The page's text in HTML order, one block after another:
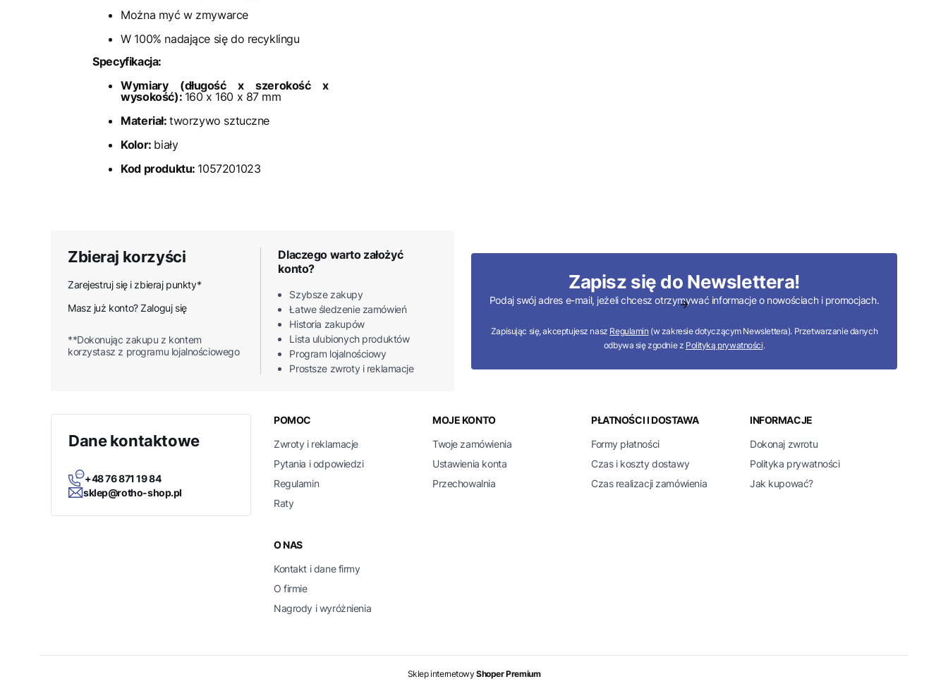
Można myć w zmywarce
W 100% nadające się do recyklingu
Specyfikacja:
Wymiary (długość x szerokość x
wysokość): 160 x 160 x 87 mm
Materiał:tworzywo sztuczne
Kolor: biały
Kod produktu: 1057201023
Zbieraj korzyści
Zarejestruj się i zbieraj punkty*
Masz już konto? Zaloguj się
**Dokonując zakupu z kontem
korzystasz z programu lojalnościowego
Dlaczego warto założyć
konto?
Szybsze zakupy
Łatwe śledzenie zamówień
Historia zakupów
Lista ulubionych produktów
Program lojalnościowy
Prostsze zwroty i reklamacje
Zapisz się do Newslettera!
Podaj swój adres e-mail, jeżeli chcesz otrzymywać informacje o nowościach i promocjach.
Zapisując się, akceptujesz nasz Regulamin (w zakresie dotyczącym Newslettera). Przetwarzanie danych
odbywa się zgodnie z Polityką prywatności.
Dane kontaktowe
+48 76 871 19 84
sklep@rotho-shop.pl
Linki w stopce
POMOC
Zwroty i reklamacje
Pytania i odpowiedzi
Regulamin
Raty
MOJE KONTO
Twoje zamówienia
Ustawienia konta
Przechowalnia
PŁATNOŚCI I DOSTAWA
Formy płatności
Czas i koszty dostawy
Czas realizacji zamówienia
INFORMACJE
Dokonaj zwrotu
Polityka prywatności
Jak kupować?
O NAS
Kontakt i dane firmy
O firmie
Nagrody i wyróżnienia
Sklep internetowyShoper Premium